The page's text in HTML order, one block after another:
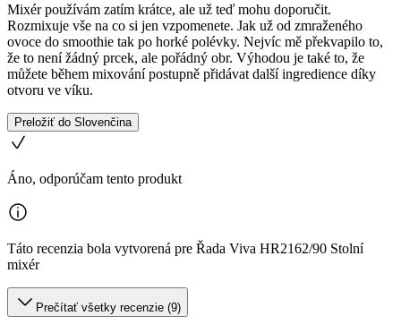
Mixér používám zatím krátce, ale už teď mohu doporučit.
Rozmixuje vše na co si jen vzpomenete. Jak už od zmraženého
ovoce do smoothie tak po horké polévky. Nejvíc mě překvapilo to,
že to není žádný prcek, ale pořádný obr. Výhodou je také to, že
můžete během mixování postupně přidávat další ingredience díky
otvoru ve víku.
Preložiť do Slovenčina
Áno, odporúčam tento produkt
Táto recenzia bola vytvorená pre Řada Viva HR2162/90 Stolní
mixér
Prečítať všetky recenzie (9)